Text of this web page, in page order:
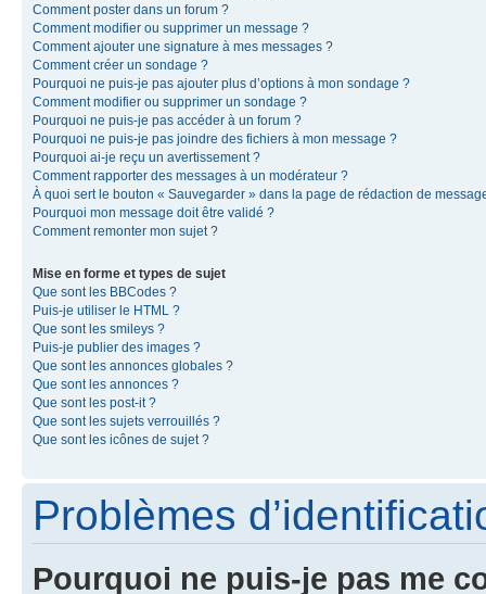
Comment poster dans un forum ?
Comment modifier ou supprimer un message ?
Comment ajouter une signature à mes messages ?
Comment créer un sondage ?
Pourquoi ne puis-je pas ajouter plus d’options à mon sondage ?
Comment modifier ou supprimer un sondage ?
Pourquoi ne puis-je pas accéder à un forum ?
Pourquoi ne puis-je pas joindre des fichiers à mon message ?
Pourquoi ai-je reçu un avertissement ?
Comment rapporter des messages à un modérateur ?
À quoi sert le bouton « Sauvegarder » dans la page de rédaction de
Pourquoi mon message doit être validé ?
Comment remonter mon sujet ?
Mise en forme et types de sujet
Que sont les BBCodes ?
Puis-je utiliser le HTML ?
Que sont les smileys ?
Puis-je publier des images ?
Que sont les annonces globales ?
Que sont les annonces ?
Que sont les post-it ?
Que sont les sujets verrouillés ?
Que sont les icônes de sujet ?
Problèmes
Pourquoi ne puis-je pas me